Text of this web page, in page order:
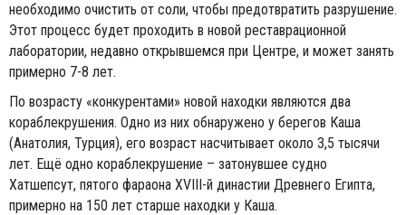
необходимо очистить от соли, чтобы предотвратить разрушение.
Этот процесс будет проходить в новой реставрационной
лаборатории, недавно открывшемся при Центре, и может занять
примерно 7-8 лет.
По возрасту «конкурентами» новой находки являются два
кораблекрушения. Одно из них обнаружено у берегов Каша
(Анатолия, Турция), его возраст насчитывает около 3,5 тысячи
лет. Ещё одно кораблекрушение – затонувшее судно
Хатшепсут, пятого фараона XVIII-й династии Древнего Египта,
примерно на 150 лет старше находки у Каша.